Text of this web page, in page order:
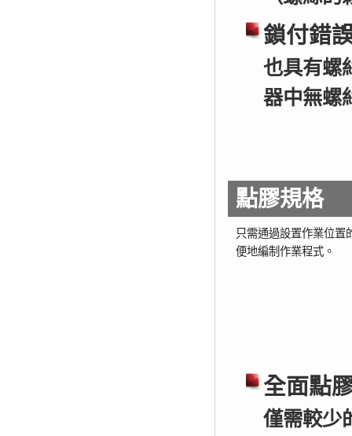
鎖付錯
也具有螺
器中無螺
點膠規格
只需通過設置作業位置
便地編制作業程式。
全面點
僅需較少